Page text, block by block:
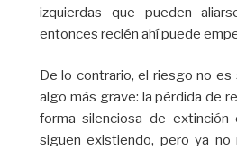
izquierdas que pueden
entonces recién ahí puede
De lo contrario, el riesgo no
algo más grave: la pérdida de
forma silenciosa de
siguen existiendo, pero ya no